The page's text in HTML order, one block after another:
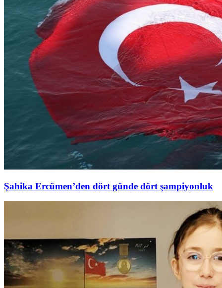
Şahika Ercümen’den dört günde dört şampiyonluk